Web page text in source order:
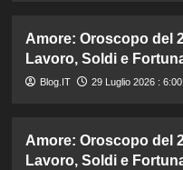
Amore: Oroscopo del
Lavoro, Soldi e
Blog.IT 29 Luglio 2026 : 6:00
Amore: Oroscopo del
Lavoro, Soldi e